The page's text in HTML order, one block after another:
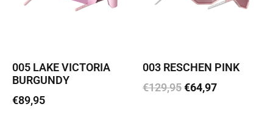
005 LAKE VICTORIA
BURGUNDY
€89,95
003 RESCHEN PINK
€129,95€64,97